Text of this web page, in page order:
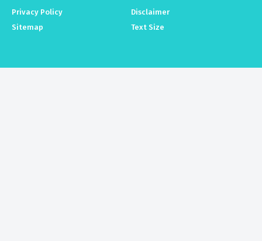
Privacy Policy
Disclaimer
Sitemap
Text Size